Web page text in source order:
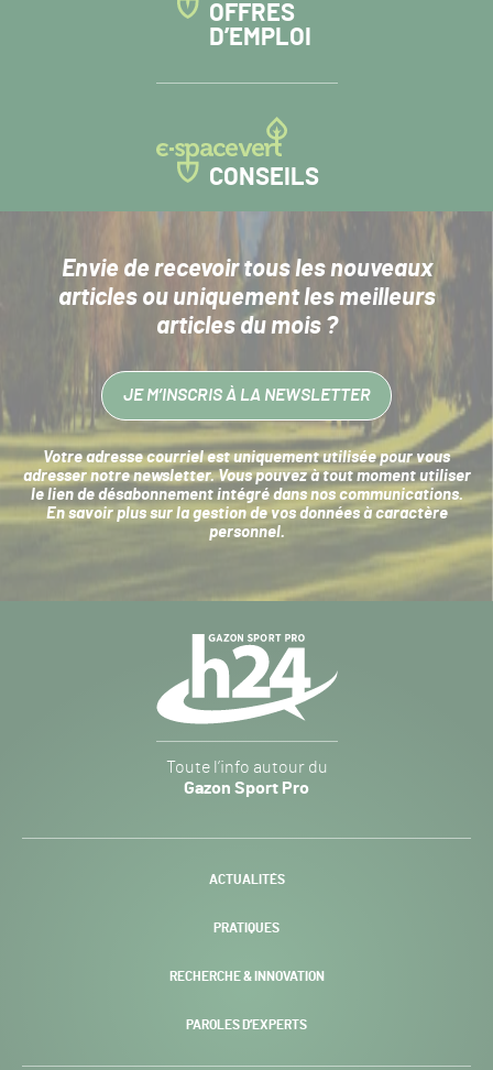
OFFRES
D’EMPLOI
CONSEILS
Envie de recevoir tous les nouveaux
articlesou uniquement les meilleurs
articles du mois ?
JE M’INSCRIS À LA NEWSLETTER
Votre adresse courriel est uniquement utilisée pour vous
adresser notre newsletter. Vous pouvez à tout moment utiliser
le lien de désabonnement intégré dans nos communications.
En savoir plus sur la gestion de vos données à caractère
personnel.
Sport
Pro
-
Toute l’info autour du
Gazon Sport Pro
ACTUALITÉS
PRATIQUES
RECHERCHE & INNOVATION
PAROLES D’EXPERTS